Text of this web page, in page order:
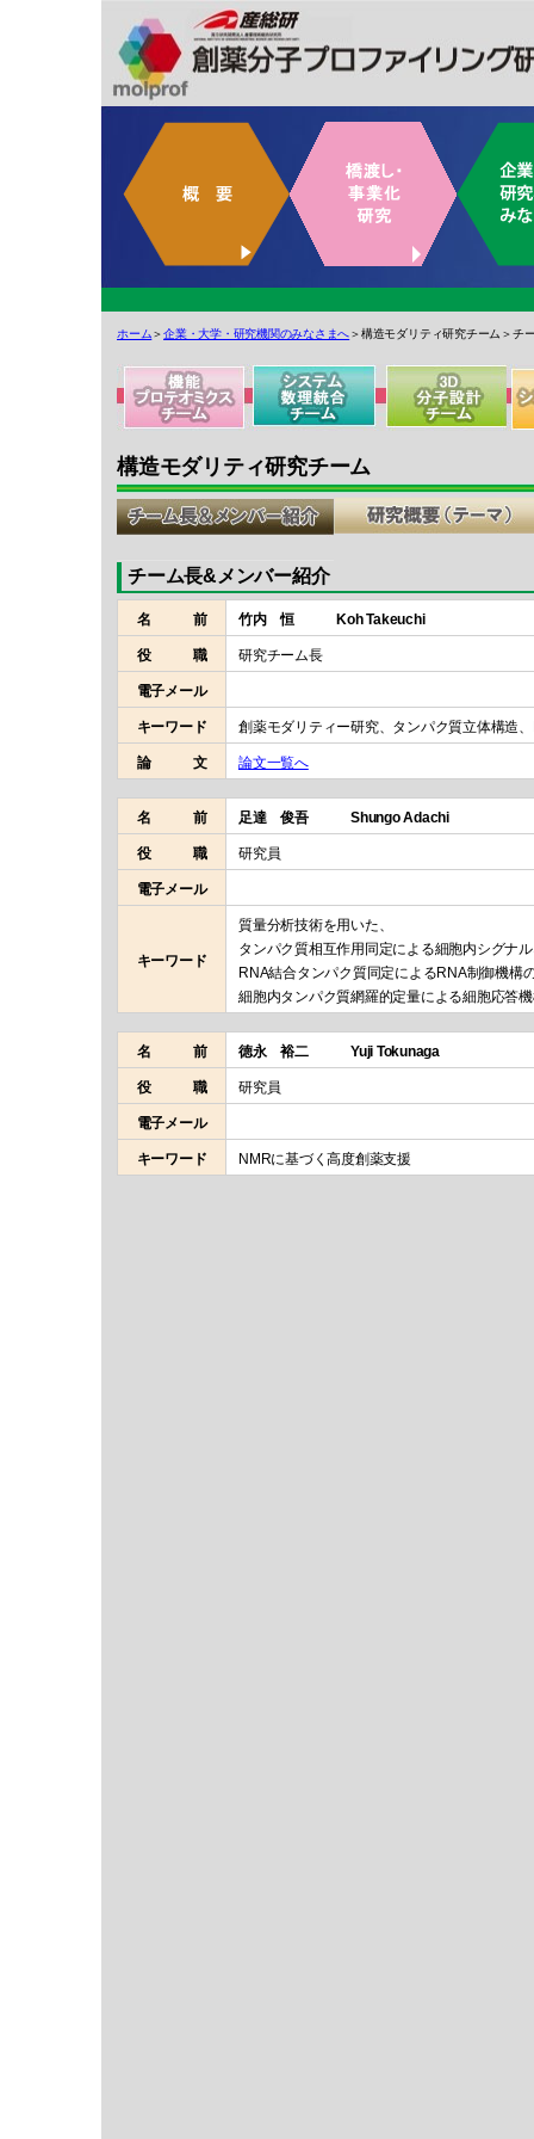
ホーム＞企業・大学・研究機関のみなさまへ＞構造モダリティ研究チーム＞チ
構造モダリティ研究チーム
チーム長&メンバー紹介
名 前 竹内 恒 Koh Takeuchi
役 職 研究チーム長
電子メール
キーワード 創薬モダリティー研究、タンパク質立体構造
論 文 論文一覧へ
名 前 足達 俊吾 Shungo Adachi
役 職 研究員
電子メール
キーワード
質量分析技術を用いた、
タンパク質相互作用同定による細胞内シグナ
RNA結合タンパク質同定によるRNA制御機構
細胞内タンパク質網羅的定量による細胞応答
名 前 徳永 裕二 Yuji Tokunaga
役 職 研究員
電子メール
キーワード NMRに基づく高度創薬支援